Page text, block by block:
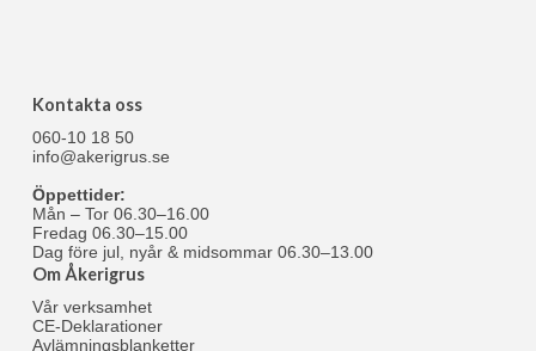
Kontakta oss
060-10 18 50
info@akerigrus.se
Öppettider:
Mån – Tor 06.30–16.00
Fredag 06.30–15.00
Dag före jul, nyår & midsommar 06.30–13.00
Om Åkerigrus
Vår verksamhet
CE-Deklarationer
Avlämningsblanketter